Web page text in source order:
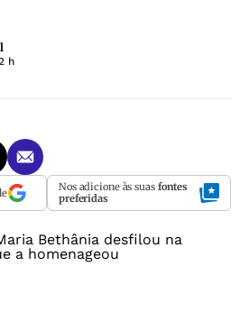
h
Nos adicione às suas fontes
preferidas